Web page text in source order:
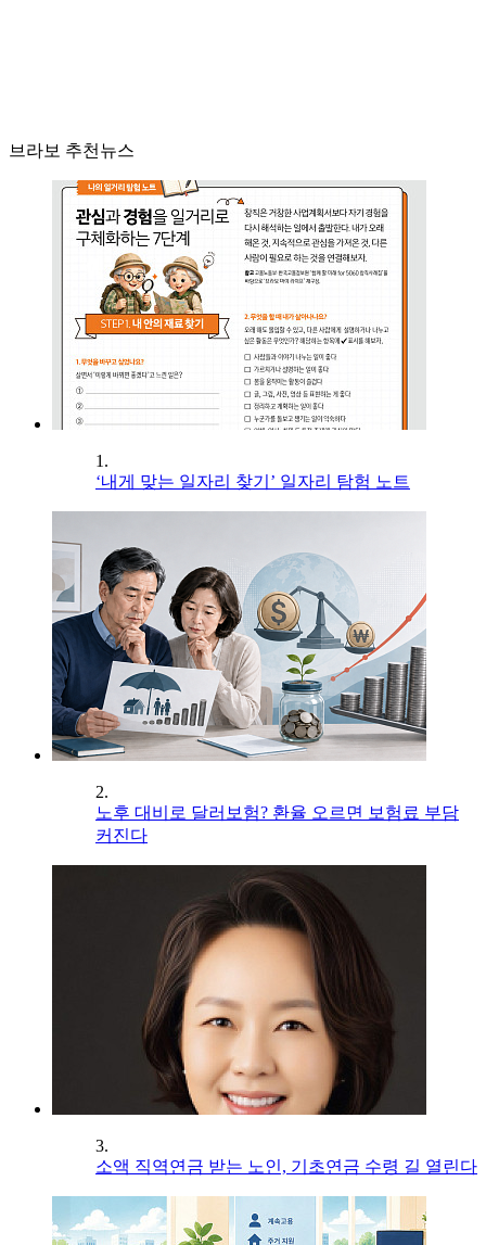
브라보 추천뉴스
1.
‘내게 맞는 일자리 찾기’ 일자리 탐험 노트
2.
노후 대비로 달러보험? 환율 오르면 보험료 부담
커진다
3.
소액 직역연금 받는 노인, 기초연금 수령 길 열린다